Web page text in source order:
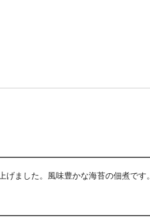
ました。風味豊かな海苔の佃煮です。